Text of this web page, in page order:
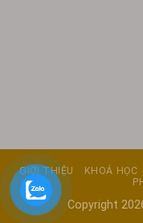
GIỚI THIỆU KHOÁ HỌC
Copyright